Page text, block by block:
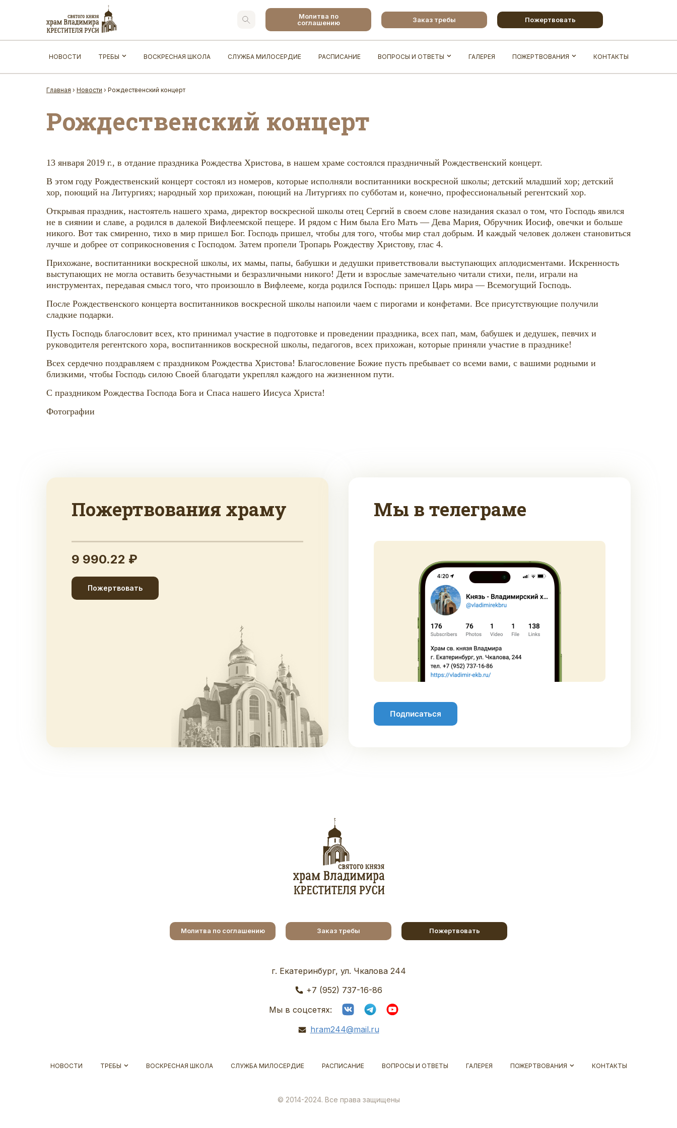
Молитва по
соглашению
Заказ требы Пожертвовать
НОВОСТИ ТРЕБЫ ВОСКРЕСНАЯ ШКОЛА СЛУЖБА МИЛОСЕРДИЕ РАСПИСАНИЕ ВОПРОСЫ И ОТВЕТЫ ГАЛЕРЕЯ ПОЖЕРТВОВАНИЯ КОНТАКТЫ
Главная › Новости › Рождественский концерт
Рождественский концерт
13 января 2019 г., в отдание праздника Рождества Христова, в нашем храме состоялся праздничный Рождественский концерт.
В этом году Рождественский концерт состоял из номеров, которые исполняли воспитанники воскресной школы; детский младший хор; детский
хор, поющий на Литургиях; народный хор прихожан, поющий на Литургиях по субботам и, конечно, профессиональный регентский хор.
Открывая праздник, настоятель нашего храма, директор воскресной школы отец Сергий в своем слове назидания сказал о том, что Господь явился
не в сиянии и славе, а родился в далекой Вифлеемской пещере. И рядом с Ним была Его Мать — Дева Мария, Обручник Иосиф, овечки и больше
никого. Вот так смиренно, тихо в мир пришел Бог. Господь пришел, чтобы для того, чтобы мир стал добрым. И каждый человек должен становиться
лучше и добрее от соприкосновения с Господом. Затем пропели Тропарь Рождеству Христову, глас 4.
Прихожане, воспитанники воскресной школы, их мамы, папы, бабушки и дедушки приветствовали выступающих аплодисментами. Искренность
выступающих не могла оставить безучастными и безразличными никого! Дети и взрослые замечательно читали стихи, пели, играли на
инструментах, передавая смысл того, что произошло в Вифлееме, когда родился Господь: пришел Царь мира — Всемогущий Господь.
После Рождественского концерта воспитанников воскресной школы напоили чаем с пирогами и конфетами. Все присутствующие получили
сладкие подарки.
Пусть Господь благословит всех, кто принимал участие в подготовке и проведении праздника, всех пап, мам, бабушек и дедушек, певчих и
руководителя регентского хора, воспитанников воскресной школы, педагогов, всех прихожан, которые приняли участие в празднике!
Всех сердечно поздравляем с праздником Рождества Христова! Благословение Божие пусть пребывает со всеми вами, с вашими родными и
близкими, чтобы Господь силою Своей благодати укреплял каждого на жизненном пути.
С праздником Рождества Господа Бога и Спаса нашего Иисуса Христа!
Фотографии
Пожертвования храму
9 990.22 ₽
Пожертвовать
Мы в телеграме
Подписаться
Молитва по соглашению Заказ требы Пожертвовать
г. Екатеринбург, ул. Чкалова 244
+7 (952) 737-16-86
Мы в соцсетях:
hram244@mail.ru
НОВОСТИ ТРЕБЫ ВОСКРЕСНАЯ ШКОЛА СЛУЖБА МИЛОСЕРДИЕ РАСПИСАНИЕ ВОПРОСЫ И ОТВЕТЫ ГАЛЕРЕЯ ПОЖЕРТВОВАНИЯ КОНТАКТЫ
© 2014-2024. Все права защищены